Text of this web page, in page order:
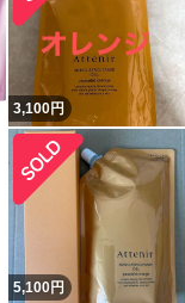
3,100円
5,100円